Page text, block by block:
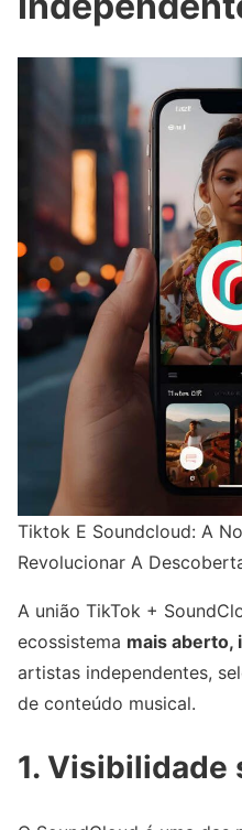
Tiktok E Soundcloud: A
Revolucionar A
A união TikTok +
ecossistema mais aberto,
artistas independentes,
de conteúdo musical.
1. Visibilidade